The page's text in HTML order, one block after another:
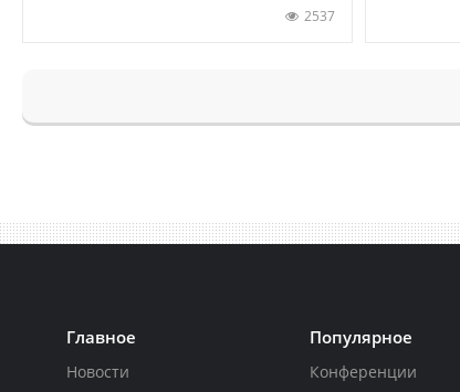
2537
Главное
Новости
Популярное
Конференции